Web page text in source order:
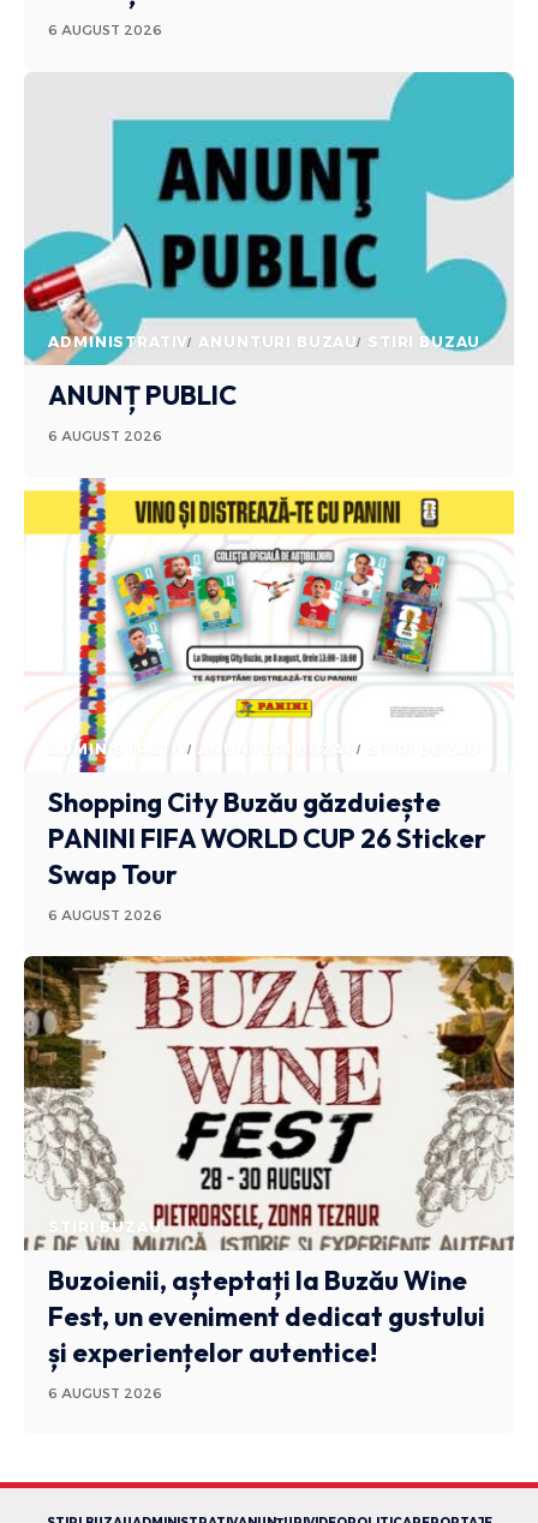
6 AUGUST 2026
ADMINISTRATIV ANUNTURI BUZAU STIRI BUZAU
ANUNȚ PUBLIC
6 AUGUST 2026
ADMINISTRATIV ANUNTURI BUZAU
Shopping City Buzău găzduiește
PANINI FIFA WORLD CUP 26 Sticker
Swap Tour
6 AUGUST 2026
STIRI BUZAU
Buzoienii, așteptați la Buzău Wine
Fest, un eveniment dedicat gustului
și experiențelor autentice!
6 AUGUST 2026